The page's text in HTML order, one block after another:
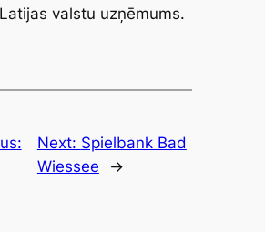
valstu uzņēmums.
Next: Spielbank Bad
Wiessee
→